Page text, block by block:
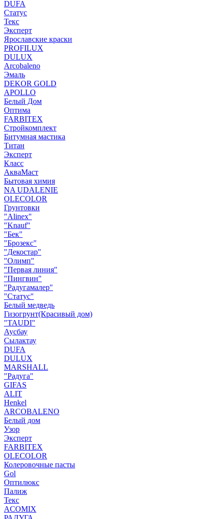
DUFA
Статус
Текс
Эксперт
Ярославские краски
PROFILUX
DULUX
Arcobaleno
Эмаль
DEKOR GOLD
APOLLO
Белый Дом
Оптима
FARBITEX
Стройкомплект
Битумная мастика
Титан
Эксперт
Класс
АкваМаст
Бытовая химия
NA UDALENIE
OLECOLOR
Грунтовки
"Alinex"
"Knauf"
"Бек"
"Брозекс"
"Декостар"
"Олимп"
"Первая линия"
"Пингвин"
"Радугамалер"
"Статус"
Белый медведь
Гизогрунт(Красивый дом)
"TAUDI"
Аусбау
Сылактау
DUFA
DULUX
MARSHALL
"Радуга"
GIFAS
ALIT
Henkel
ARCOBALENO
Белый дом
Узор
Эксперт
FARBITEX
OLECOLOR
Колеровочные пасты
Gol
Оптилюкс
Палиж
Текс
ACOMIX